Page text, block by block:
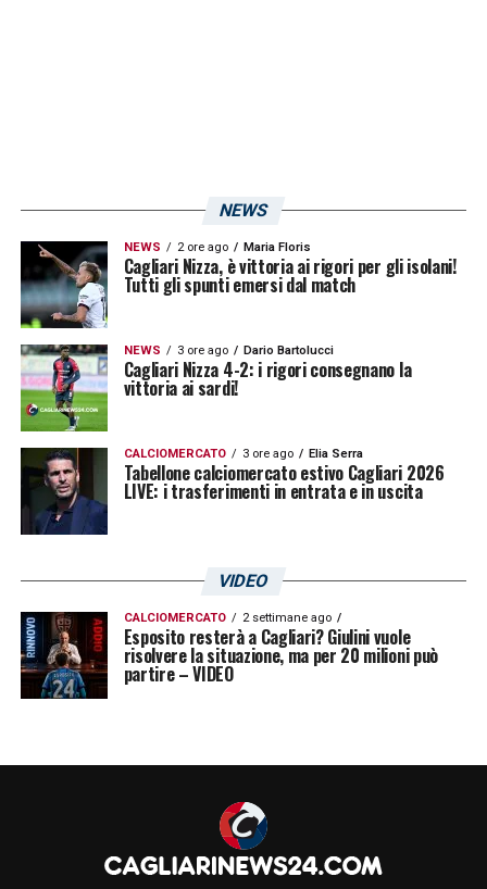
LA PLAYLIST DELLE NOSTRE TOP NEWS
NEWS
NEWS 2 ore ago Maria Floris
Cagliari Nizza, è vittoria ai rigori per gli isolani!
Tutti gli spunti emersi dal match
NEWS 3 ore ago Dario Bartolucci
Cagliari Nizza 4-2: i rigori consegnano la
vittoria ai sardi!
CALCIOMERCATO 3 ore ago Elia Serra
Tabellone calciomercato estivo Cagliari 2026
LIVE: i trasferimenti in entrata e in uscita
VIDEO
CALCIOMERCATO 2 settimane ago
Esposito resterà a Cagliari? Giulini vuole
risolvere la situazione, ma per 20 milioni può
partire – VIDEO